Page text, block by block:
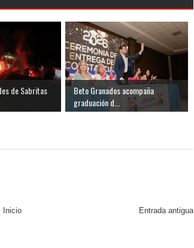
de Sabritas
Beto Granados acompaña
graduación d...
Entrada antigua
Inicio